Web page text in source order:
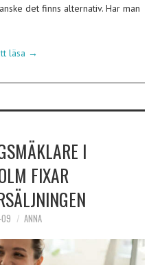
det finns alternativ. Har man
läsa →
I
FIXAR
ANNA